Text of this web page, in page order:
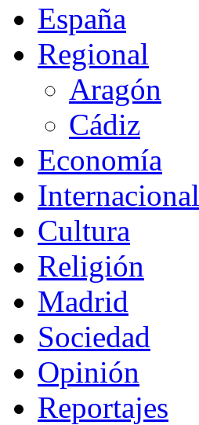
España
Regional
Aragón
Cádiz
Economía
Internacional
Cultura
Religión
Madrid
Sociedad
Opinión
Reportajes